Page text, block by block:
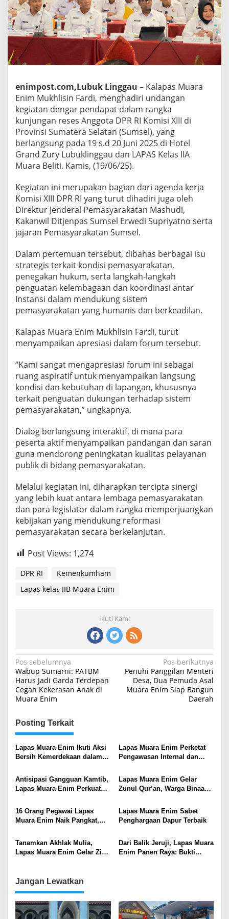
enimpost.com,Lubuk Linggau – Kalapas Muara
Enim Mukhlisin Fardi, menghadiri undangan
kegiatan dengar pendapat dalam rangka
kunjungan reses Anggota DPR RI Komisi XIII di
Provinsi Sumatera Selatan (Sumsel), yang
berlangsung pada 19 s.d 20 Juni 2025 di Hotel
Grand Zury Lubuklinggau dan LAPAS Kelas IIA
Muara Beliti. Kamis, (19/06/25).
Kegiatan ini merupakan bagian dari agenda kerja
Komisi XIII DPR RI yang turut dihadiri juga oleh
Direktur Jenderal Pemasyarakatan Mashudi,
Kakanwil Ditjenpas Sumsel Erwedi Supriyatno serta
jajaran Pemasyarakatan Sumsel.
Dalam pertemuan tersebut, dibahas berbagai isu
strategis terkait kondisi pemasyarakatan,
penegakan hukum, serta langkah-langkah
penguatan kelembagaan dan koordinasi antar
Instansi dalam mendukung sistem
pemasyarakatan yang humanis dan berkeadilan.
Kalapas Muara Enim Mukhlisin Fardi, turut
menyampaikan apresiasi dalam forum tersebut.
“Kami sangat mengapresiasi forum ini sebagai
ruang aspiratif untuk menyampaikan langsung
kondisi dan kebutuhan di lapangan, khususnya
terkait penguatan dukungan terhadap sistem
pemasyarakatan,” ungkapnya.
Dialog berlangsung interaktif, di mana para
peserta aktif menyampaikan pandangan dan saran
guna mendorong peningkatan kualitas pelayanan
publik di bidang pemasyarakatan.
Melalui kegiatan ini, diharapkan tercipta sinergi
yang lebih kuat antara lembaga pemasyarakatan
dan para legislator dalam rangka memperjuangkan
kebijakan yang mendukung reformasi
pemasyarakatan secara berkelanjutan.
Post Views: 1,274
DPR RI
Kemenkumham
Lapas kelas IIB Muara Enim
Ikuti Kami
Navigasi
pos
Pos sebelumnya
Wabup Sumarni: PATBM
Harus Jadi Garda Terdepan
Cegah Kekerasan Anak di
Muara Enim
Pos berikutnya
Penuhi Panggilan Menteri
Desa, Dua Pemuda Asal
Muara Enim Siap Bangun
Daerah
Posting Terkait
Lapas Muara Enim Ikuti Aksi
Bersih Kemerdekaan dalam
Indonesia
Lapas Muara Enim Perketat
Pengawasan Internal dan
Antisipasi Gangguan Kamtib,
Lapas Muara Enim Perkuat
Menjelang Idul Fitri
Lapas Muara Enim Gelar
Zunul Qur’an, Warga Binaan
Qur’an
16 Orang Pegawai Lapas
Muara Enim Naik Pangkat,
Momentum Perkuat Integritas
dan Profesionalisme
Lapas Muara Enim Sabet
Penghargaan Dapur Terbaik
Tanamkan Akhlak Mulia,
Lapas Muara Enim Gelar Zikir
Dari Balik Jeruji, Lapas Muara
Enim Panen Raya: Bukti
Jangan Lewatkan